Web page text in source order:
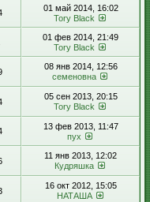
01 май 2014, 16:02
Tory Black
01 фев 2014, 21:49
Tory Black
08 янв 2014, 12:56
семеновна
05 сен 2013, 20:15
Tory Black
13 фев 2013, 11:47
пух
11 янв 2013, 12:02
Кудряшка
16 окт 2012, 15:05
НАТАША